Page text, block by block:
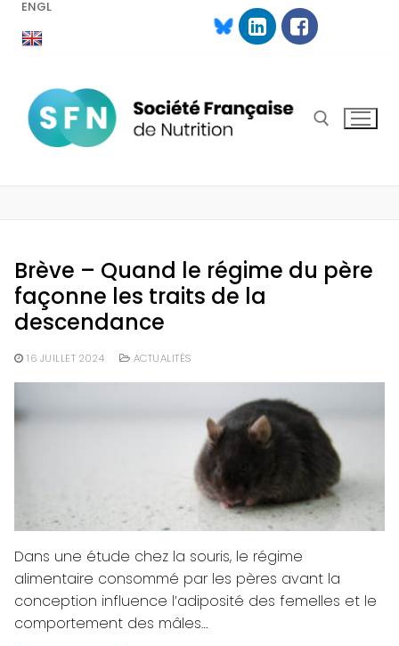
AllerENGL
Brève – Quand le régime du père
façonne les traits de la
descendance
16 JUILLET 2024 ACTUALITÉS
Dans une étude chez la souris, le régime
alimentaire consommé par les pères avant la
conception influence l’adiposité des femelles et le
comportement des mâles…